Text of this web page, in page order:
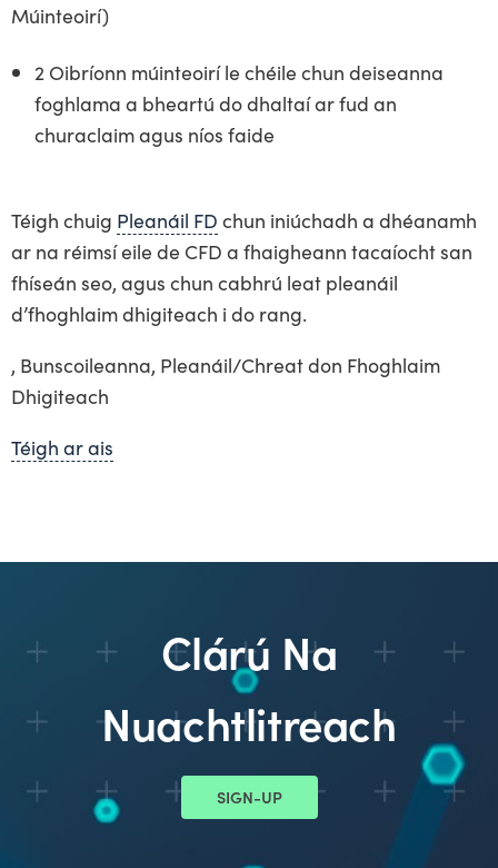
Múinteoirí)
2 Oibríonn múinteoirí le chéile chun deiseanna
foghlama a bheartú do dhaltaí ar fud an
churaclaim agus níos faide
Téigh chuig Pleanáil FD chun iniúchadh a dhéanamh
ar na réimsí eile de CFD a fhaigheann tacaíocht san
fhíseán seo, agus chun cabhrú leat pleanáil
d’fhoghlaim dhigiteach i do rang.
, Bunscoileanna, Pleanáil/Chreat don Fhoghlaim
Dhigiteach
Téigh ar ais
Clárú Na
Nuachtlitreach
SIGN-UP